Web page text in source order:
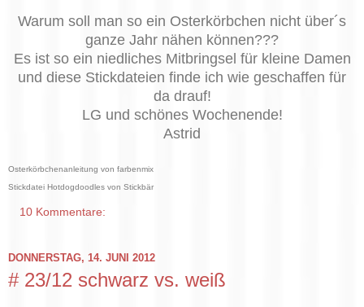
Warum soll man so ein Osterkörbchen nicht über´s
ganze Jahr nähen können???
Es ist so ein niedliches Mitbringsel für kleine Damen
und diese Stickdateien finde ich wie geschaffen für
da drauf!
LG und schönes Wochenende!
Astrid
Osterkörbchenanleitung von farbenmix
Stickdatei Hotdogdoodles von Stickbär
10 Kommentare:
DONNERSTAG, 14. JUNI 2012
# 23/12 schwarz vs. weiß